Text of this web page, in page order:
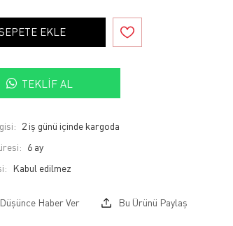
EKLE
TEKLIF AL
2 iş günü içinde kargoda
6 ay
Haber Ver Bu Ürünü Paylaş